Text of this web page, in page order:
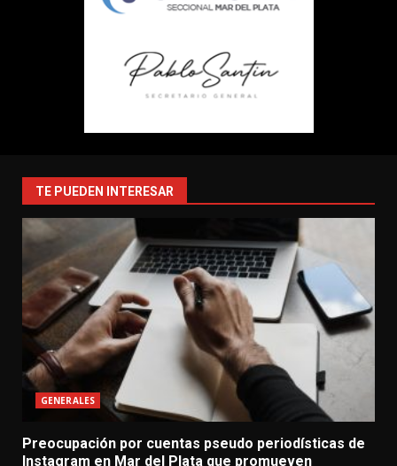
TE PUEDEN INTERESAR
GENERALES
Preocupación por cuentas pseudo periodísticas de
Instagram en Mar del Plata que promueven